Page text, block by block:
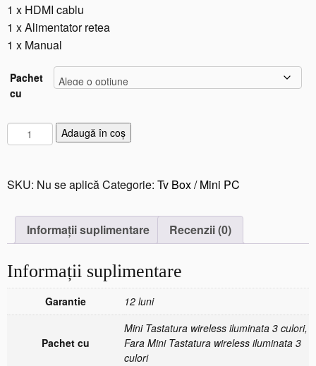
1 x HDMI cablu
1 x Alimentator retea
1 x Manual
Pachet
cu
a
i
M
i
i
Adaugă în coș
SKU: Nu se aplicăCategorie: Tv Box / Mini PC
Informații suplimentare Recenzii (0)
Informații suplimentare
Garantie 12 luni
Pachet cu
Mini Tastatura wireless iluminata 3 culori,
Fara Mini Tastatura wireless iluminata 3
culori